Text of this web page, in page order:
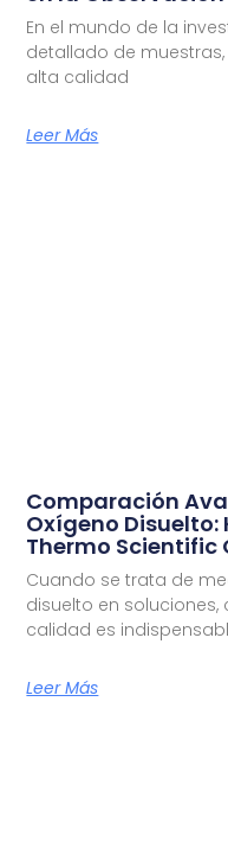
En el mundo de la
detallado de
alta calidad
Leer Más
Comparación
Oxígeno Disuelto:
Thermo Scientific
Cuando se trata de
disuelto en
calidad es
Leer Más